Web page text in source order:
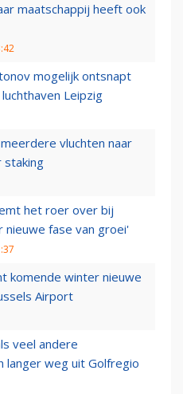
maatschappij heeft ook
mogelijk ontsnapt
Leipzig
vluchten naar
staking
het roer over bij
nieuwe fase van groei'
komende winter nieuwe
Airport
veel andere
langer weg uit Golfregio